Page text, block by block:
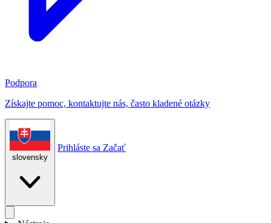
Podpora
Získajte pomoc, kontaktujte nás, často kladené otázky
slovensky
Prihláste sa Začať